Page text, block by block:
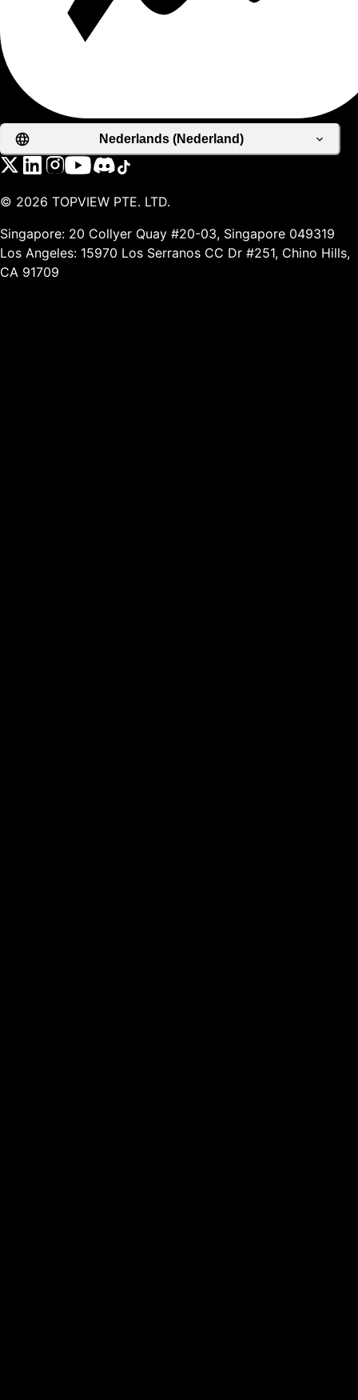
Nederlands (Nederland)
© 2026 TOPVIEW PTE. LTD.
Singapore: 20 Collyer Quay #20-03, Singapore 049319
Los Angeles: 15970 Los Serranos CC Dr #251, Chino Hills,
CA 91709